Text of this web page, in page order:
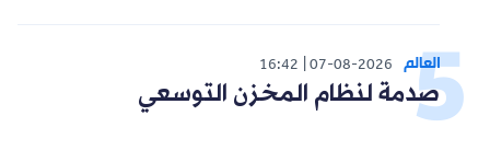
العالم 07-08-2026
16:42
صدمة لنظام المخزن التوسعي